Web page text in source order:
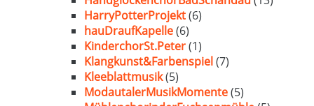
HarryPotterProjekt(6)
hauDraufKapelle(6)
KinderchorSt.Peter(1)
Klangkunst&Farbenspiel(7)
Kleeblattmusik(5)
ModautalerMusikMomente(5)